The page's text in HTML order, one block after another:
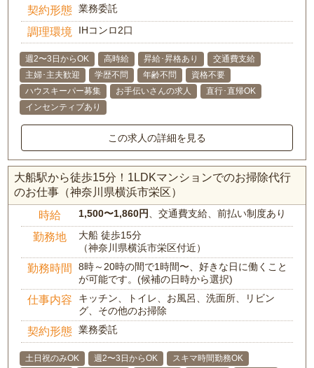
契約形態 業務委託
調理環境 IHコンロ2口
週2〜3日からOK 高時給 昇給･昇格あり
交通費支給
主婦･主夫歓迎
学歴不問 年齢不問
資格不要
ハウスキーパー募集
お手伝いさんの求人
直行･直帰OK
インセンティブあり
この求人の詳細を見る
大船駅から徒歩15分！1LDKマンションでのお掃除代行
のお仕事（神奈川県横浜市栄区）
時給 1,500〜1,860円 、交通費支給、前払い制度あり
勤務地
大船 徒歩15分
（神奈川県横浜市栄区付近）
勤務時間
8時～20時の間で1時間〜、好きな日に働くこと
が可能です。(候補の日時から選択)
仕事内容
キッチン、トイレ、お風呂、洗面所、リビン
グ、その他のお掃除
契約形態 業務委託
土日祝のみOK 週2〜3日からOK
スキマ時間勤務OK